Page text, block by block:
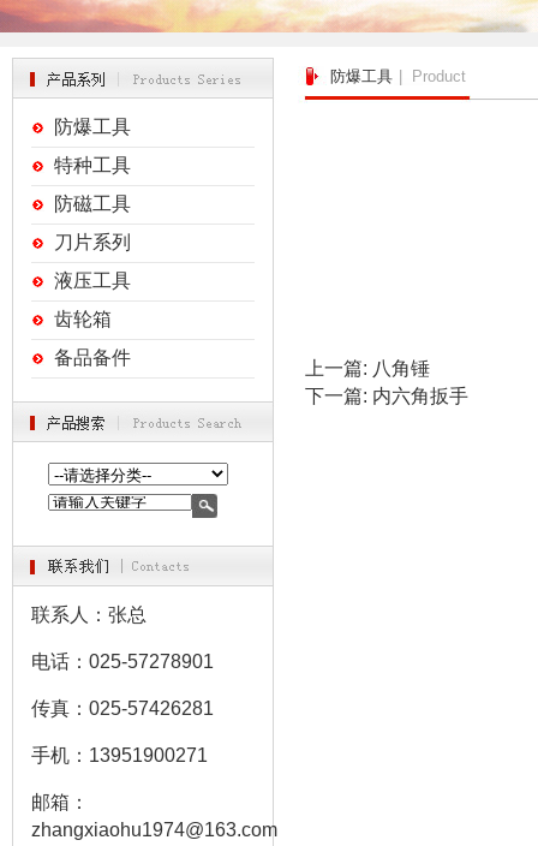
防爆工具
特种工具
防磁工具
刀片系列
液压工具
齿轮箱
备品备件
联系人：张总
电话：025-57278901
传真：025-57426281
手机：13951900271
邮箱：
zhangxiaohu1974@163.com
防爆工具 | Product
上一篇: 八角锤
下一篇: 内六角扳手